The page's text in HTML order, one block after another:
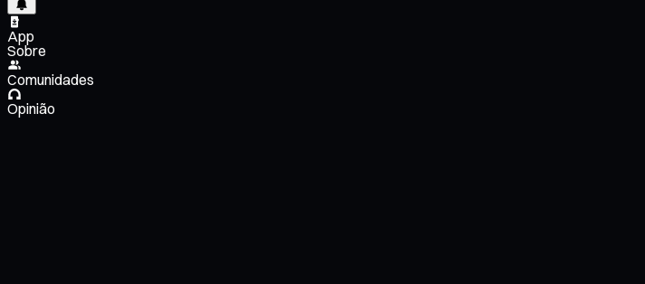
App
Sobre
Comunidades
Opinião